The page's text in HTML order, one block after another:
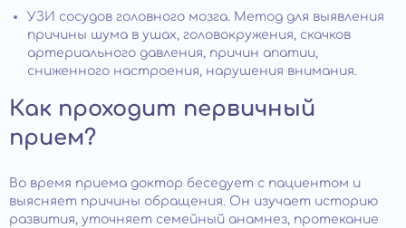
УЗИ сосудов головного мозга. Метод для выявления
причины шума в ушах, головокружения, скачков
артериального давления, причин апатии,
сниженного настроения, нарушения внимания.
Как проходит первичный
прием?
Во время приема доктор беседует с пациентом и
выясняет причины обращения. Он изучает историю
развития, уточняет семейный анамнез, протекание